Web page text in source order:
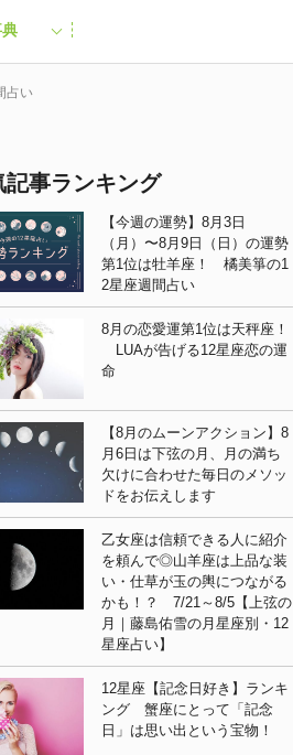
記事ランキング
【今週の運勢】8月3日
（月）〜8月9日（日）の運勢
第1位は牡羊座！ 橘美箏の1
2星座週間占い
8月の恋愛運第1位は天秤座！
LUAが告げる12星座恋の運
命
【8月のムーンアクション】8
月6日は下弦の月、月の満ち
欠けに合わせた毎日のメソッ
ドをお伝えします
乙女座は信頼できる人に紹介
を頼んで◎山羊座は上品な装
い・仕草が玉の輿につながる
かも！？ 7/21～8/5【上弦の
月｜藤島佑雪の月星座別・12
星座占い】
12星座【記念日好き】ランキ
ング 蟹座にとって「記念
日」は思い出という宝物！
占い